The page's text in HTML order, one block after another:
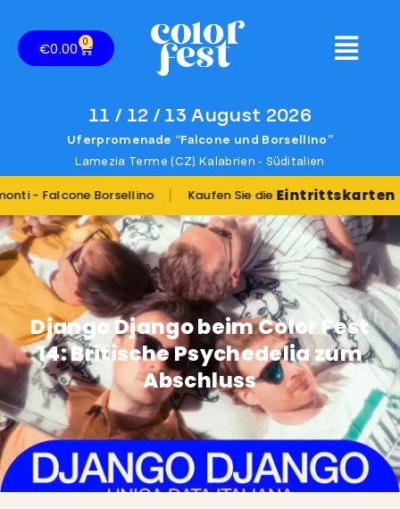
€0.00 0
11 / 12 / 13 August 2026
Uferpromenade “Falcone und Borsellino”
Lamezia Terme (CZ) Kalabrien - Süditalien
Borsellino | Kaufen Sie dieEintrittskarten | Sie
Django Django beim Color Fest
14: Britische Psychedelia zum
Abschluss